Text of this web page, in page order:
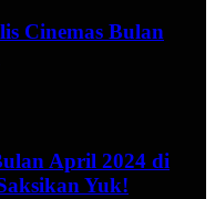
Cinemas Bulan
April 2024 di
Yuk!